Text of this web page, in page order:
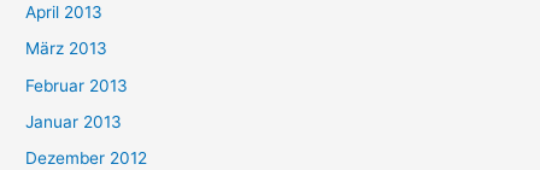
April 2013
März 2013
Februar 2013
Januar 2013
Dezember 2012